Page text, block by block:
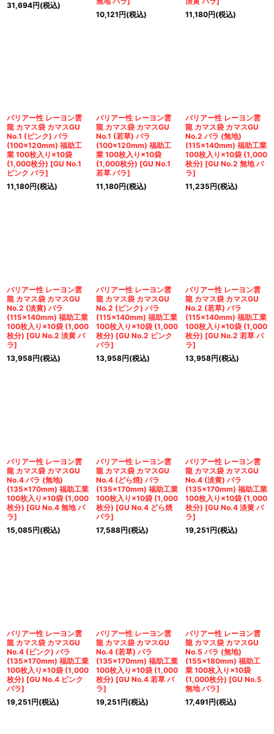
31,694円(税込)
10,121円(税込)
11,180円(税込)
バリアー性 レーヨン雲
龍 カマス袋 カマスGU
No.1 (ピンク) バラ
(100×120mm) 福助工
業 100枚入り×10袋
(1,000枚分) [GU No.1
ピンク バラ]
11,180円(税込)
バリアー性 レーヨン雲
龍 カマス袋 カマスGU
No.1 (若草) バラ
(100×120mm) 福助工
業 100枚入り×10袋
(1,000枚分) [GU No.1
若草 バラ]
11,180円(税込)
バリアー性 レーヨン雲
龍 カマス袋 カマスGU
No.2 バラ (無地)
(115×140mm) 福助工業
100枚入り×10袋 (1,000
枚分) [GU No.2 無地 バ
ラ]
11,235円(税込)
バリアー性 レーヨン雲
龍 カマス袋 カマスGU
No.2 (淡黄) バラ
(115×140mm) 福助工業
100枚入り×10袋 (1,000
枚分) [GU No.2 淡黄 バ
ラ]
13,958円(税込)
バリアー性 レーヨン雲
龍 カマス袋 カマスGU
No.2 (ピンク) バラ
(115×140mm) 福助工業
100枚入り×10袋 (1,000
枚分) [GU No.2 ピンク
バラ]
13,958円(税込)
バリアー性 レーヨン雲
龍 カマス袋 カマスGU
No.2 (若草) バラ
(115×140mm) 福助工業
100枚入り×10袋 (1,000
枚分) [GU No.2 若草 バ
ラ]
13,958円(税込)
バリアー性 レーヨン雲
龍 カマス袋 カマスGU
No.4 バラ (無地)
(135×170mm) 福助工業
100枚入り×10袋 (1,000
枚分) [GU No.4 無地 バ
ラ]
15,085円(税込)
バリアー性 レーヨン雲
龍 カマス袋 カマスGU
No.4 (どら焼) バラ
(135×170mm) 福助工業
100枚入り×10袋 (1,000
枚分) [GU No.4 どら焼
バラ]
17,588円(税込)
バリアー性 レーヨン雲
龍 カマス袋 カマスGU
No.4 (淡黄) バラ
(135×170mm) 福助工業
100枚入り×10袋 (1,000
枚分) [GU No.4 淡黄 バ
ラ]
19,251円(税込)
バリアー性 レーヨン雲
龍 カマス袋 カマスGU
No.4 (ピンク) バラ
(135×170mm) 福助工業
100枚入り×10袋 (1,000
枚分) [GU No.4 ピンク
バラ]
19,251円(税込)
バリアー性 レーヨン雲
龍 カマス袋 カマスGU
No.4 (若草) バラ
(135×170mm) 福助工業
100枚入り×10袋 (1,000
枚分) [GU No.4 若草 バ
ラ]
19,251円(税込)
バリアー性 レーヨン雲
龍 カマス袋 カマスGU
No.5 バラ (無地)
(155×180mm) 福助工
業 100枚入り×10袋
(1,000枚分) [GU No.5
無地 バラ]
17,491円(税込)